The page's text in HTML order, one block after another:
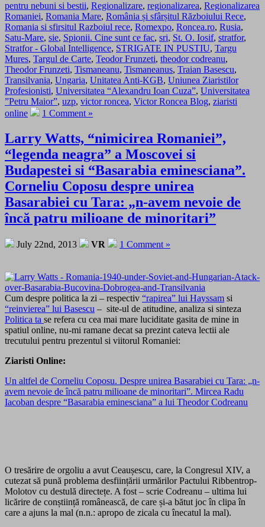
pentru nebuni si bestii, Regionalizare, regionalizarea, Regionalizarea
Romaniei, Romania Mare, România și sfârșitul Războiului Rece,
Romania si sfirsitul Razboiul rece, Romexpo, Roncea.ro, Rusia,
Satu-Mare, sie, Spionii. Cine sunt ce fac, sri, St. O. Iosif, stratfor,
Stratfor - Global Intelligence, STRIGATE IN PUSTIU, Targu
Mures, Targul de Carte, Teodor Frunzeti, theodor codreanu,
Theodor Frunzeti, Tismaneanu, Tismaneanus, Traian Basescu,
Transilvania, Ungaria, Unitatea Anti-KGB, Uniunea Ziaristilor
Profesionisti, Universitatea “Alexandru Ioan Cuza”, Universitatea
”Petru Maior”, uzp, victor roncea, Victor Roncea Blog, ziaristi
online
1 Comment »
Larry Watts, “nimicirea Romaniei”,
“legenda neagra” a Moscovei si
Budapestei si “Basarabia eminesciana”.
Corneliu Coposu despre unirea
Basarabiei cu Tara: „n-avem nevoie de
încă patru milioane de minoritari”
July 22nd, 2013 VR 1 Comment »
Cum despre politica la zi – respectiv “rapirea” lui Hayssam si
“reinvierea” lui Basescu – site-ul de atitudine, analiza si sinteza
Politica ta se refera cu cea mai mare luciditate gasita de mine in
spatiul online, nu-mi ramane decat sa prezint cateva lectii ale
trecutului pentru prezentul si viitorul Romaniei:
Ziaristi Online:
Un altfel de Corneliu Coposu. Despre unirea Basarabiei cu Tara: „n-
avem nevoie de încă patru milioane de minoritari”. Mircea Radu
Iacoban despre “Basarabia eminesciana” a lui Theodor Codreanu
O tresărire de orgoliu a avut Ceaușescu, care, la Congresul XIV, a
cutezat să pună problema desființării urmărilor Pactului Ribbentrop-
Molotov cu destulă directețe. A fost – scrie Codreanu – ultima lui
licărire de conștiință românească, de care și-a bătut joc în clipa în
care a ajuns la mal (n.n.: apropo de zicala cu înecatul la mal).